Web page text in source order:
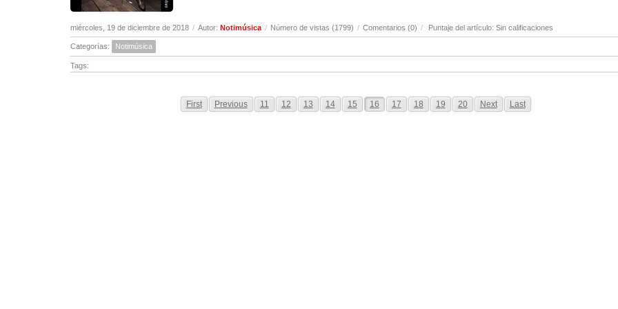
miércoles, 19 de diciembre de 2018 / Autor: Notimúsica / Número de vistas (1799) / Comentarios (0) / Puntaje del artículo: Sin calificaciones
Categorías: Notimúsica
Tags:
First Previous 11 12 13 14 15 16 17 18 19 20 Next Last